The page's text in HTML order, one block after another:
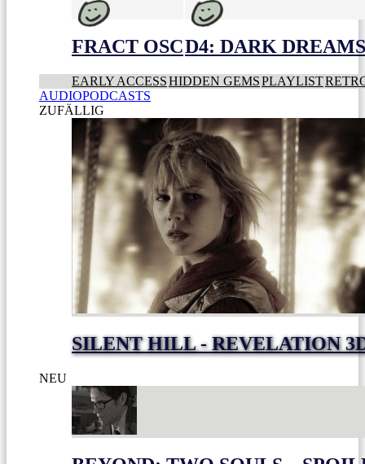
FRACT OSCD4: DARK
EARLY ACCESSHIDDEN GEMSPLAYLIST
AUDIOPODCASTS
ZUFÄLLIG
SILENT HILL - REVELATION
NEU